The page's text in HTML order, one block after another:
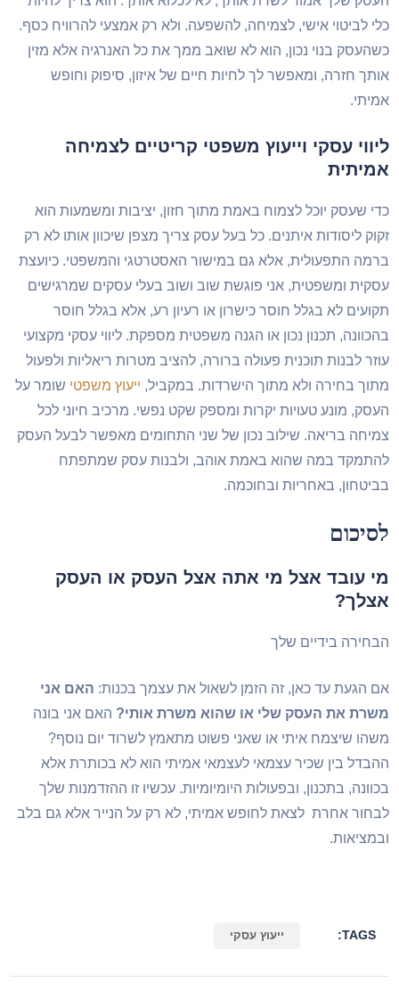
לביטוי אישי, לצמיחה, להשפעה. ולא רק אמצעי להרוויח כסף.
בנוי נכון, הוא לא שואב ממך את כל האנרגיה אלא מזין
חזרה, ומאפשר לך לחיות חיים של איזון, סיפוק וחופש
עסקי וייעוץ משפטי קריטיים לצמיחה
שעסק יוכל לצמוח באמת מתוך חזון, יציבות ומשמעות הוא
ליסודות איתנים. כל בעל עסק צריך מצפן שיכוון אותו לא רק
התפעולית, אלא גם במישור האסטרטגי והמשפטי. כיועצת
ומשפטית, אני פוגשת שוב ושוב בעלי עסקים שמרגישים
לא בגלל חוסר כישרון או רעיון רע, אלא בגלל חוסר
תכנון נכון או הגנה משפטית מספקת. ליווי עסקי מקצועי
לבנות תוכנית פעולה ברורה, להציב מטרות ריאליות ולפעול
בחירה ולא מתוך הישרדות. במקביל,ייעוץ משפטישומר על
מונע טעויות יקרות ומספק שקט נפשי. מרכיב חיוני לכל
בריאה. שילוב נכון של שני התחומים מאפשר לבעל העסק
במה שהוא באמת אוהב, ולבנות עסק שמתפתח
באחריות ובחוכמה.
עובד אצל מי אתה אצל העסק או העסק
בידיים שלך
הגעת עד כאן, זה הזמן לשאול את עצמך בכנות:האם אני
את העסק שלי או שהוא משרת אותי?האם אני בונה
שיצמח איתי או שאני פשוט מתאמץ לשרוד יום נוסף?
בין שכיר עצמאי לעצמאי אמיתי הוא לא בכותרת אלא
בתכנון, ובפעולות היומיומיות. עכשיו זו ההזדמנות שלך
אחרת לצאת לחופש אמיתי, לא רק על הנייר אלא גם בלב
TAGS: ייעוץ עסקי